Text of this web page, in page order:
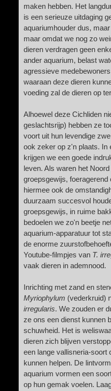
maken hebben. Het
is een serieuze uitdaging
aquariumhouder dus,
maar omdat we nog zo
dieren verdragen geen
ander aquarium, belast
agressieve
waaraan deze dieren
voeding zal de dieren op
Alhoewel deze Cichliden
geslachtsrijp) hebben ze
voort uit hun levendige
ook zeker op z'n plaats. In
krijgen we een goede
leven. Als waren het
groepsgewijs,
hiermee ook de
duurzaam succesvol
groepsgewijs, in ruime
bedoelen we zo'n beetje
aquarium-apparatuur tot
de enorme
Youtube-filmpjes van T.
vaak dieren in ademnood.
Inrichting met zand en
Myriophylum (vederkruid)
irregularis. We zouden er
ze ons een dienst kunnen
schuwheid. Het is
dieren zich blijven
een lange vallisneria-soort
kunnen helpen. De
aquarium vormen een
op hun gemak voelen.